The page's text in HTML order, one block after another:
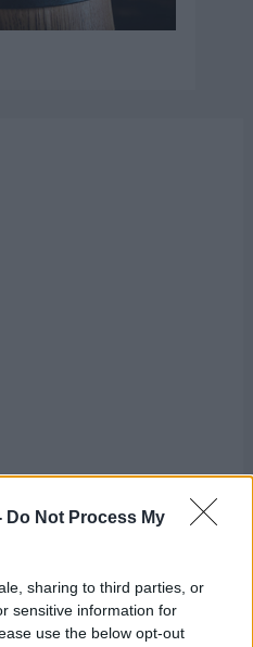
Do Not Process My
sharing to third parties, or
sensitive information for
use the below opt-out